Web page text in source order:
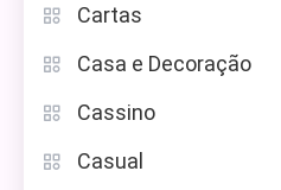
Cartas
Casa e Decoração
Cassino
Casual